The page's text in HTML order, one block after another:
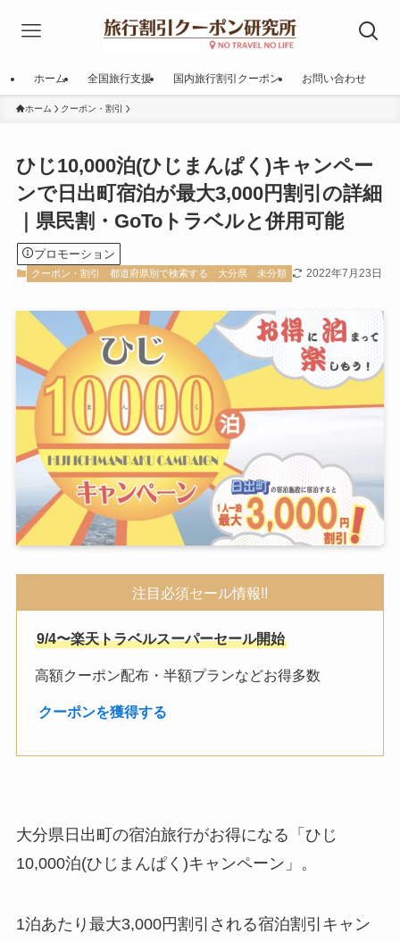
ホーム 全国旅行支援 国内旅行割引クーポン お問い合わせ
ホーム クーポン・割引
ひじ10,000泊(ひじまんぱく)キャンペー
ンで日出町宿泊が最大3,000円割引の詳細
｜県民割・GoToトラベルと併用可能
プロモーション
クーポン・割引 都道府県別で検索する 大分県 未分類 2022年7月23日
注目必須セール情報!!
9/4〜楽天トラベルスーパーセール開始
高額クーポン配布・半額プランなどお得多数
クーポンを獲得する
大分県日出町の宿泊旅行がお得になる「ひじ
10,000泊(ひじまんぱく)キャンペーン」。
1泊あたり最大3,000円割引される宿泊割引キャン